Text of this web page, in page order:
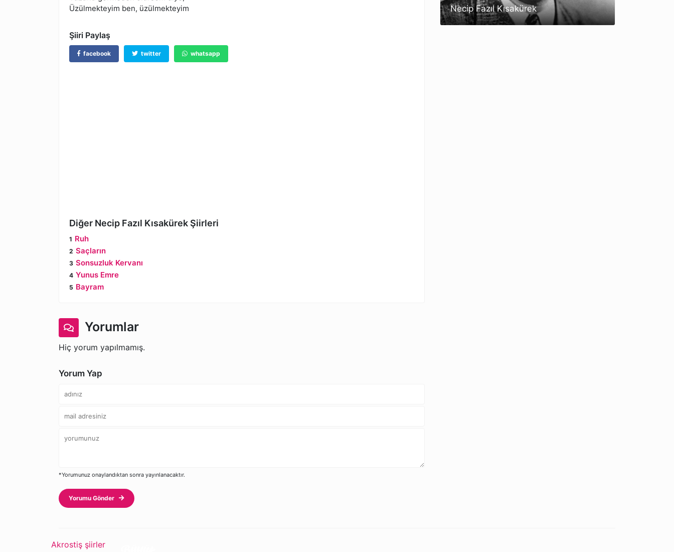
Üzülmekteyim ben, üzülmekteyim
Şiiri Paylaş
facebook twitter whatsapp
Diğer Necip Fazıl Kısakürek Şiirleri
Ruh
Saçların
Sonsuzluk Kervanı
Yunus Emre
Bayram
Necip Fazıl Kısakürek
Yorumlar
Hiç yorum yapılmamış.
Yorum Yap
*Yorumunuz onaylandıktan sonra yayınlanacaktır.
Yorumu Gönder
Akrostiş şiirler